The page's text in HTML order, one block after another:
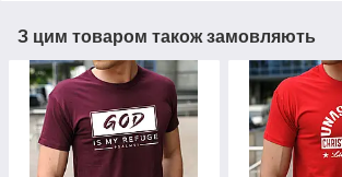
З цим товаром також замовляють